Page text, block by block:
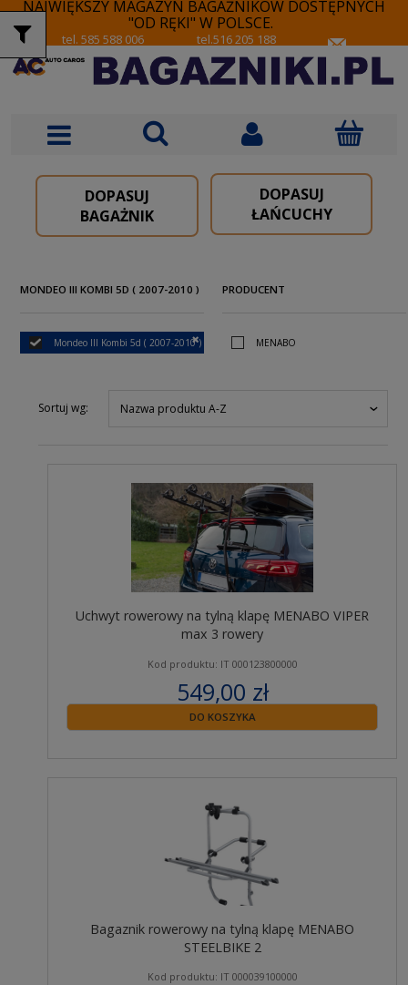
NAJWIĘKSZY MAGAZYN BAGAŻNIKÓW DOSTĘPNYCH
"OD RĘKI" W POLSCE.
tel. 585 588 006 tel.516 205 188
DOPASUJ
BAGAŻNIK
DOPASUJ
ŁAŃCUCHY
MONDEO III KOMBI 5D ( 2007-2010 )
Mondeo III Kombi 5d ( 2007-2010 )
PRODUCENT
MENABO
Sortuj wg: Nazwa produktu A-Z
Uchwyt rowerowy na tylną klapę MENABO VIPER
max 3 rowery
Kod produktu: IT 000123800000
549,00 zł
zawiera 23% VAT
DO KOSZYKA
Bagaznik rowerowy na tylną klapę MENABO
STEELBIKE 2
Kod produktu: IT 000039100000